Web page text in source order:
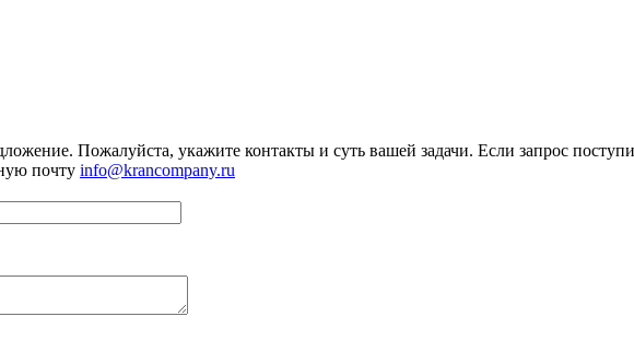
Пожалуйста, укажите контакты и суть вашей задачи. Если запрос
почту info@krancompany.ru